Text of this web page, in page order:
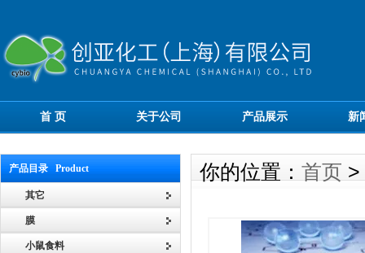
首 页 关于公司 产品展示 新
产品目录 Product
其它
膜
小鼠食料
你的位置： 首页 >